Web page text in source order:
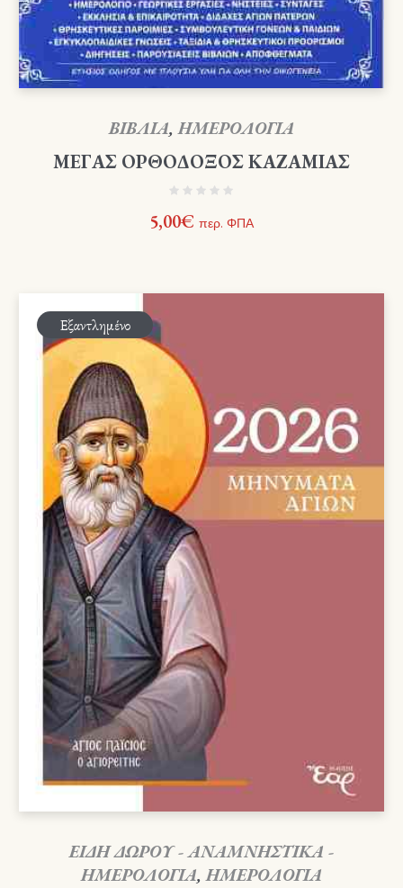
ΒΙΒΛΙΑ,ΗΜΕΡΟΛΟΓΙΑ
ΜΕΓΑΣ ΟΡΘΟΔΟΞΟΣ ΚΑΖΑΜΙΑΣ
5,00€ περ. ΦΠΑ
Εξαντλημένο
ΕΙΔΗ ΔΩΡΟΥ - ΑΝΑΜΝΗΣΤΙΚΑ -
ΗΜΕΡΟΛΟΓΙΑ,ΗΜΕΡΟΛΟΓΙΑ